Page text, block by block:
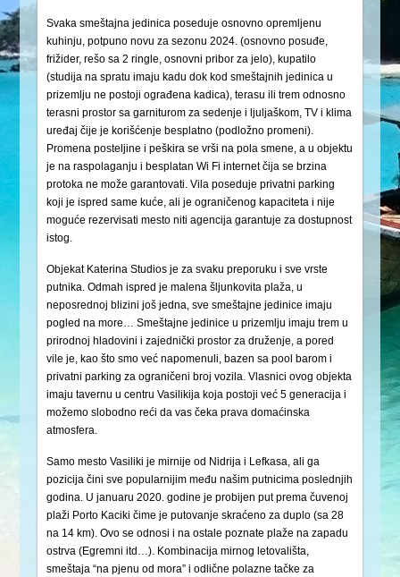
Svaka smeštajna jedinica poseduje osnovno opremljenu
kuhinju, potpuno novu za sezonu 2024. (osnovno posuđe,
frižider, rešo sa 2 ringle, osnovni pribor za jelo), kupatilo
(studija na spratu imaju kadu dok kod smeštajnih jedinica u
prizemlju ne postoji ograđena kadica), terasu ili trem odnosno
terasni prostor sa garniturom za sedenje i ljuljaškom, TV i klima
uređaj čije je korišćenje besplatno (podložno promeni).
Promena posteljine i peškira se vrši na pola smene, a u objektu
je na raspolaganju i besplatan Wi Fi internet čija se brzina
protoka ne može garantovati. Vila poseduje privatni parking
koji je ispred same kuće, ali je ograničenog kapaciteta i nije
moguće rezervisati mesto niti agencija garantuje za dostupnost
istog.
Objekat Katerina Studios je za svaku preporuku i sve vrste
putnika. Odmah ispred je malena šljunkovita plaža, u
neposrednoj blizini još jedna, sve smeštajne jedinice imaju
pogled na more… Smeštajne jedinice u prizemlju imaju trem u
prirodnoj hladovini i zajednički prostor za druženje, a pored
vile je, kao što smo već napomenuli, bazen sa pool barom i
privatni parking za ograničeni broj vozila. Vlasnici ovog objekta
imaju tavernu u centru Vasilikija koja postoji već 5 generacija i
možemo slobodno reći da vas čeka prava domaćinska
atmosfera.
Samo mesto Vasiliki je mirnije od Nidrija i Lefkasa, ali ga
pozicija čini sve popularnijim među našim putnicima poslednjih
godina. U januaru 2020. godine je probijen put prema čuvenoj
plaži Porto Kaciki čime je putovanje skraćeno za duplo (sa 28
na 14 km). Ovo se odnosi i na ostale poznate plaže na zapadu
ostrva (Egremni itd…). Kombinacija mirnog letovališta,
smeštaja “na pjenu od mora” i odlične polazne tačke za